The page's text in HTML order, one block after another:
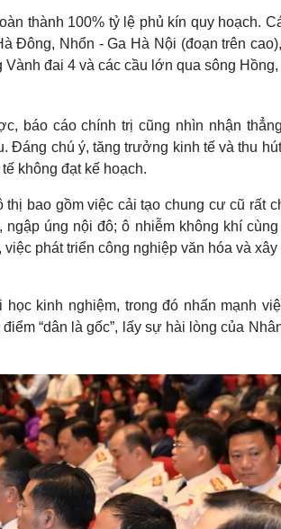
thành 100% tỷ lệ phủ kín quy hoạch.
Đông, Nhổn - Ga Hà Nội (đoạn trên
đai 4 và các cầu lớn qua sông
báo cáo chính trị cũng nhìn nhận
Đáng chú ý, tăng trưởng kinh tế và thu
không đạt kế hoạch.
bao gồm việc cải tạo chung cư cũ rất
ngập úng nội đô; ô nhiễm không khí
phát triển công nghiệp văn hóa và
học kinh nghiệm, trong đó nhấn mạnh
“dân là gốc”, lấy sự hài lòng của